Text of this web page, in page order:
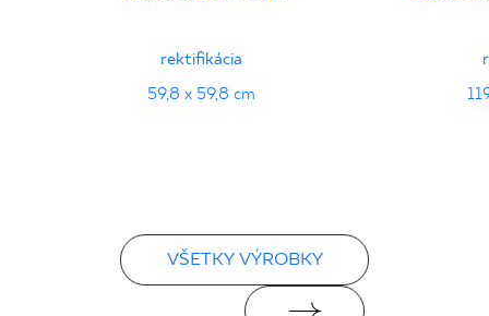
rektifikácia
59,8 x 59,8 cm
VŠETKY VÝROBKY